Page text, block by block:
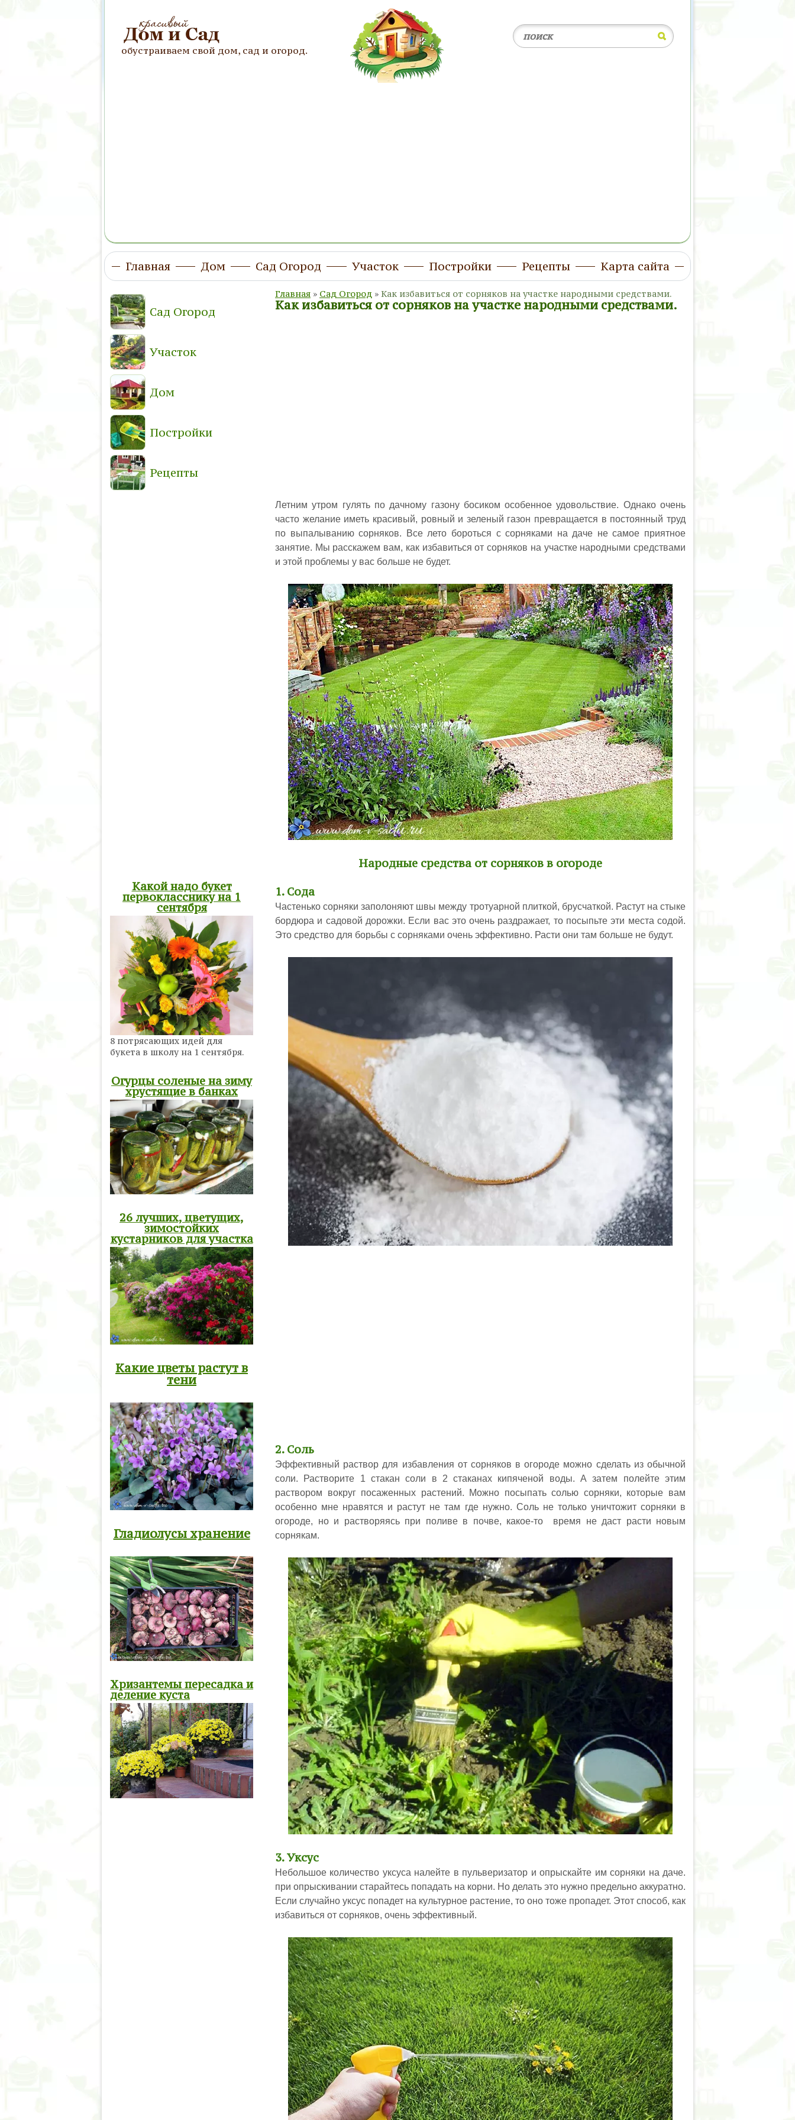
обустраиваем свой дом, сад и огород.
Главная Дом Сад Огород Участок Постройки Рецепты Карта сайта
Главная » Сад Огород » Как избавиться от сорняков на участке народными средствами.
Как избавиться от сорняков на участке народными средствами.
Летним утром гулять по дачному газону босиком особенное удовольствие. Однако очень
часто желание иметь красивый, ровный и зеленый газон превращается в постоянный труд
по выпалыванию сорняков. Все лето бороться с сорняками на даче не самое приятное
занятие. Мы расскажем вам, как избавиться от сорняков на участке народными средствами
и этой проблемы у вас больше не будет.
Народные средства от сорняков в огороде
1. Сода
Частенько сорняки заполоняют швы между тротуарной плиткой, брусчаткой. Растут на стыке
бордюра и садовой дорожки. Если вас это очень раздражает, то посыпьте эти места содой.
Это средство для борьбы с сорняками очень эффективно. Расти они там больше не будут.
2. Соль
Эффективный раствор для избавления от сорняков в огороде можно сделать из обычной
соли. Растворите 1 стакан соли в 2 стаканах кипяченой воды. А затем полейте этим
раствором вокруг посаженных растений. Можно посыпать солью сорняки, которые вам
особенно мне нравятся и растут не там где нужно. Соль не только уничтожит сорняки в
огороде, но и растворяясь при поливе в почве, какое-то время не даст расти новым
сорнякам.
3. Уксус
Небольшое количество уксуса налейте в пульверизатор и опрыскайте им сорняки на даче.
при опрыскивании старайтесь попадать на корни. Но делать это нужно предельно аккуратно.
Если случайно уксус попадет на культурное растение, то оно тоже пропадет. Этот способ, как
избавиться от сорняков, очень эффективный.
Сад Огород
Участок
Дом
Постройки
Рецепты
Какой надо букет
первокласснику на 1
сентября
8 потрясающих идей для
букета в школу на 1 сентября.
Огурцы соленые на зиму
хрустящие в банках
26 лучших, цветущих,
зимостойких
кустарников для участка
Какие цветы растут в
тени
Гладиолусы хранение
Хризантемы пересадка и
деление куста